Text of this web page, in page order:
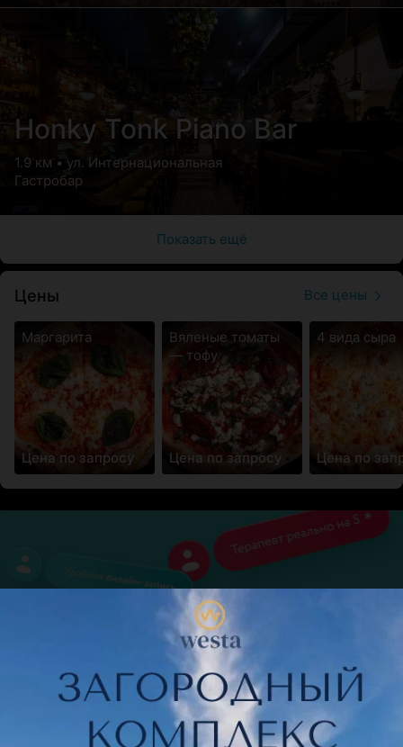
Honky Tonk Piano Bar
1.9 км • ул. Интернациональная
Гастробар
Показать ещё
Цены Все цены
Маргарита
Цена по запросу
Вяленые томаты
— тофу
Цена по запросу
4 вида сыра
Цена по